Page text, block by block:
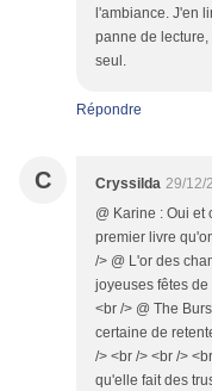
l'ambiance. J'en
panne de
seul.
Répondre
C Cryssilda 29/12/
@ Karine : Oui et
premier livre
/> @ L'or des
joyeuses fêtes de
<br /> @ The
certaine de
/> <br /> <br />
qu'elle fait des